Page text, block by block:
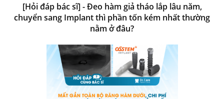
[Hỏi đáp bác sĩ] - Đeo hàm giả tháo lắp lâu năm,
chuyển sang Implant thì phần tốn kém nhất thường
nằm ở đâu?